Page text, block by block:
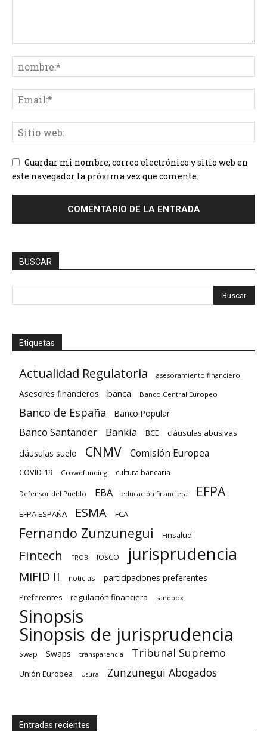
Guardar mi nombre, correo electrónico y sitio web en
este navegador la próxima vez que comente.
BUSCAR
Etiquetas
Actualidad Regulatoria asesoramiento financiero
Asesores financieros banca Banco Central Europeo
Banco de España Banco Popular
Banco Santander Bankia BCE cláusulas abusivas
cláusulas suelo CNMV Comisión Europea
COVID-19 Crowdfunding cultura bancaria
Defensor del Pueblo EBA educación financiera EFPA
EFPA ESPAÑA ESMA FCA
Fernando Zunzunegui Finsalud
Fintech FROB IOSCO jurisprudencia
MiFID II noticias participaciones preferentes
Preferentes regulación financiera sandbox
Sinopsis
Sinopsis de jurisprudencia
Swap Swaps transparencia Tribunal Supremo
Unión Europea Usura Zunzunegui Abogados
Entradas recientes